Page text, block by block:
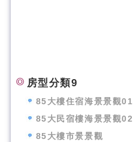
房型分類9
85大樓住宿海景景觀01
85大民宿樓海景景觀02
85大樓市景景觀